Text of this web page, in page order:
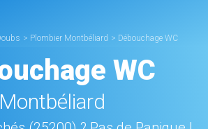
> Plombier Montbéliard > Débouchage WC
WC
Montbéliard